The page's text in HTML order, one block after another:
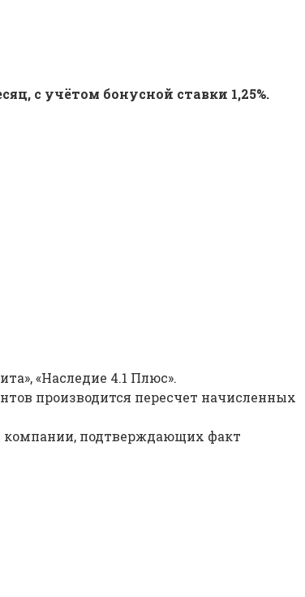
с учётом бонусной ставки 1,25%.
«Наследие 4.1 Плюс».
производится пересчет начисленных
компании, подтверждающих факт